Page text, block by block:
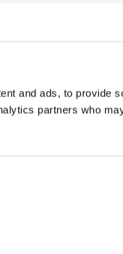
and ads, to provide
partners who